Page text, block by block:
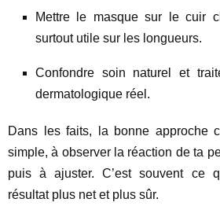
Mettre le masque sur le cuir
surtout utile sur les longueurs.
Confondre soin naturel et
dermatologique réel.
Dans les faits, la bonne approche
simple, à observer la réaction de ta
puis à ajuster. C’est souvent ce
résultat plus net et plus sûr.